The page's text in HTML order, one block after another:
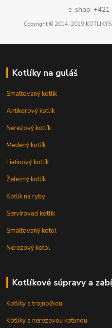
e-shop: +421
Copyright © 2014-2019
Kotlíky na guláš
Smaltovaný kotlík
Antikorový kotlík
Nerezový kotlík
Medený kotlík
Liatinový kotlík
Železný kotlík
Kotlík na ryby
Servírovací kotlík
Smaltovaný kotol
Nerezový kotol
Kotlíkové súpravy a
Kotlíky s trojnožkou
Kotlíky s nerezovou kotlinou